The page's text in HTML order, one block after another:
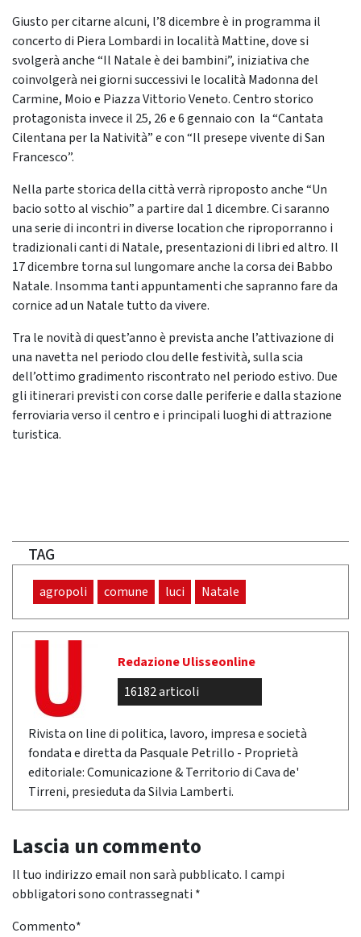
Giusto per citarne alcuni, l’8 dicembre è in programma il
concerto di Piera Lombardi in località Mattine, dove si
svolgerà anche “Il Natale è dei bambini”, iniziativa che
coinvolgerà nei giorni successivi le località Madonna del
Carmine, Moio e Piazza Vittorio Veneto. Centro storico
protagonista invece il 25, 26 e 6 gennaio con la “Cantata
Cilentana per la Natività” e con “Il presepe vivente di San
Francesco”.
Nella parte storica della città verrà riproposto anche “Un
bacio sotto al vischio” a partire dal 1 dicembre. Ci saranno
una serie di incontri in diverse location che riproporranno i
tradizionali canti di Natale, presentazioni di libri ed altro. Il
17 dicembre torna sul lungomare anche la corsa dei Babbo
Natale. Insomma tanti appuntamenti che sapranno fare da
cornice ad un Natale tutto da vivere.
Tra le novità di quest’anno è prevista anche l’attivazione di
una navetta nel periodo clou delle festività, sulla scia
dell’ottimo gradimento riscontrato nel periodo estivo. Due
gli itinerari previsti con corse dalle periferie e dalla stazione
ferroviaria verso il centro e i principali luoghi di attrazione
turistica.
TAG
agropoli comune luci Natale
Redazione Ulisseonline
16182 articoli
Rivista on line di politica, lavoro, impresa e società
fondata e diretta da Pasquale Petrillo - Proprietà
editoriale: Comunicazione & Territorio di Cava de'
Tirreni, presieduta da Silvia Lamberti.
Lascia un commento
Il tuo indirizzo email non sarà pubblicato. I campi
obbligatori sono contrassegnati *
Commento*